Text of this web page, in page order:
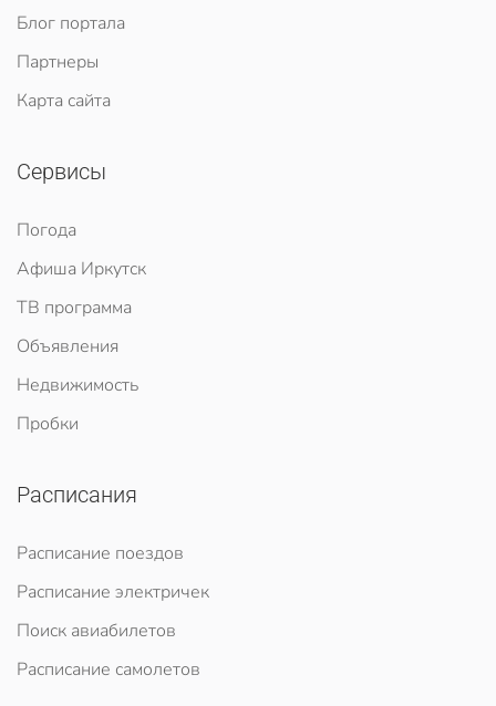
Блог портала
Партнеры
Карта сайта
Сервисы
Погода
Афиша Иркутск
ТВ программа
Объявления
Недвижимость
Пробки
Расписания
Расписание поездов
Расписание электричек
Поиск авиабилетов
Расписание самолетов